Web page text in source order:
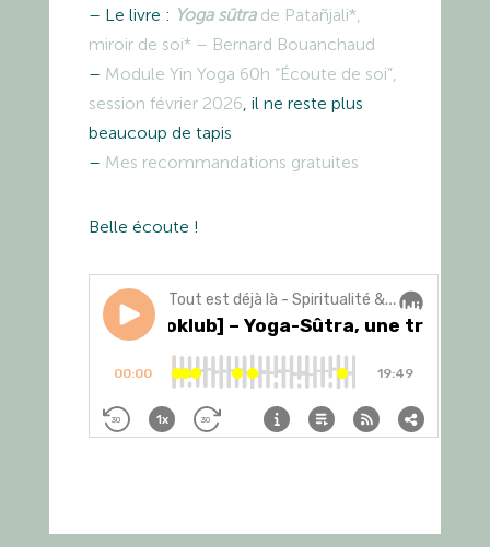
– Le livre : Yoga sūtrade Patañjali*,
miroir de soi* – Bernard Bouanchaud
– Module Yin Yoga 60h “Écoute de soi”,
session février 2026, il ne reste plus
beaucoup de tapis
– Mes recommandations gratuites
Belle écoute !